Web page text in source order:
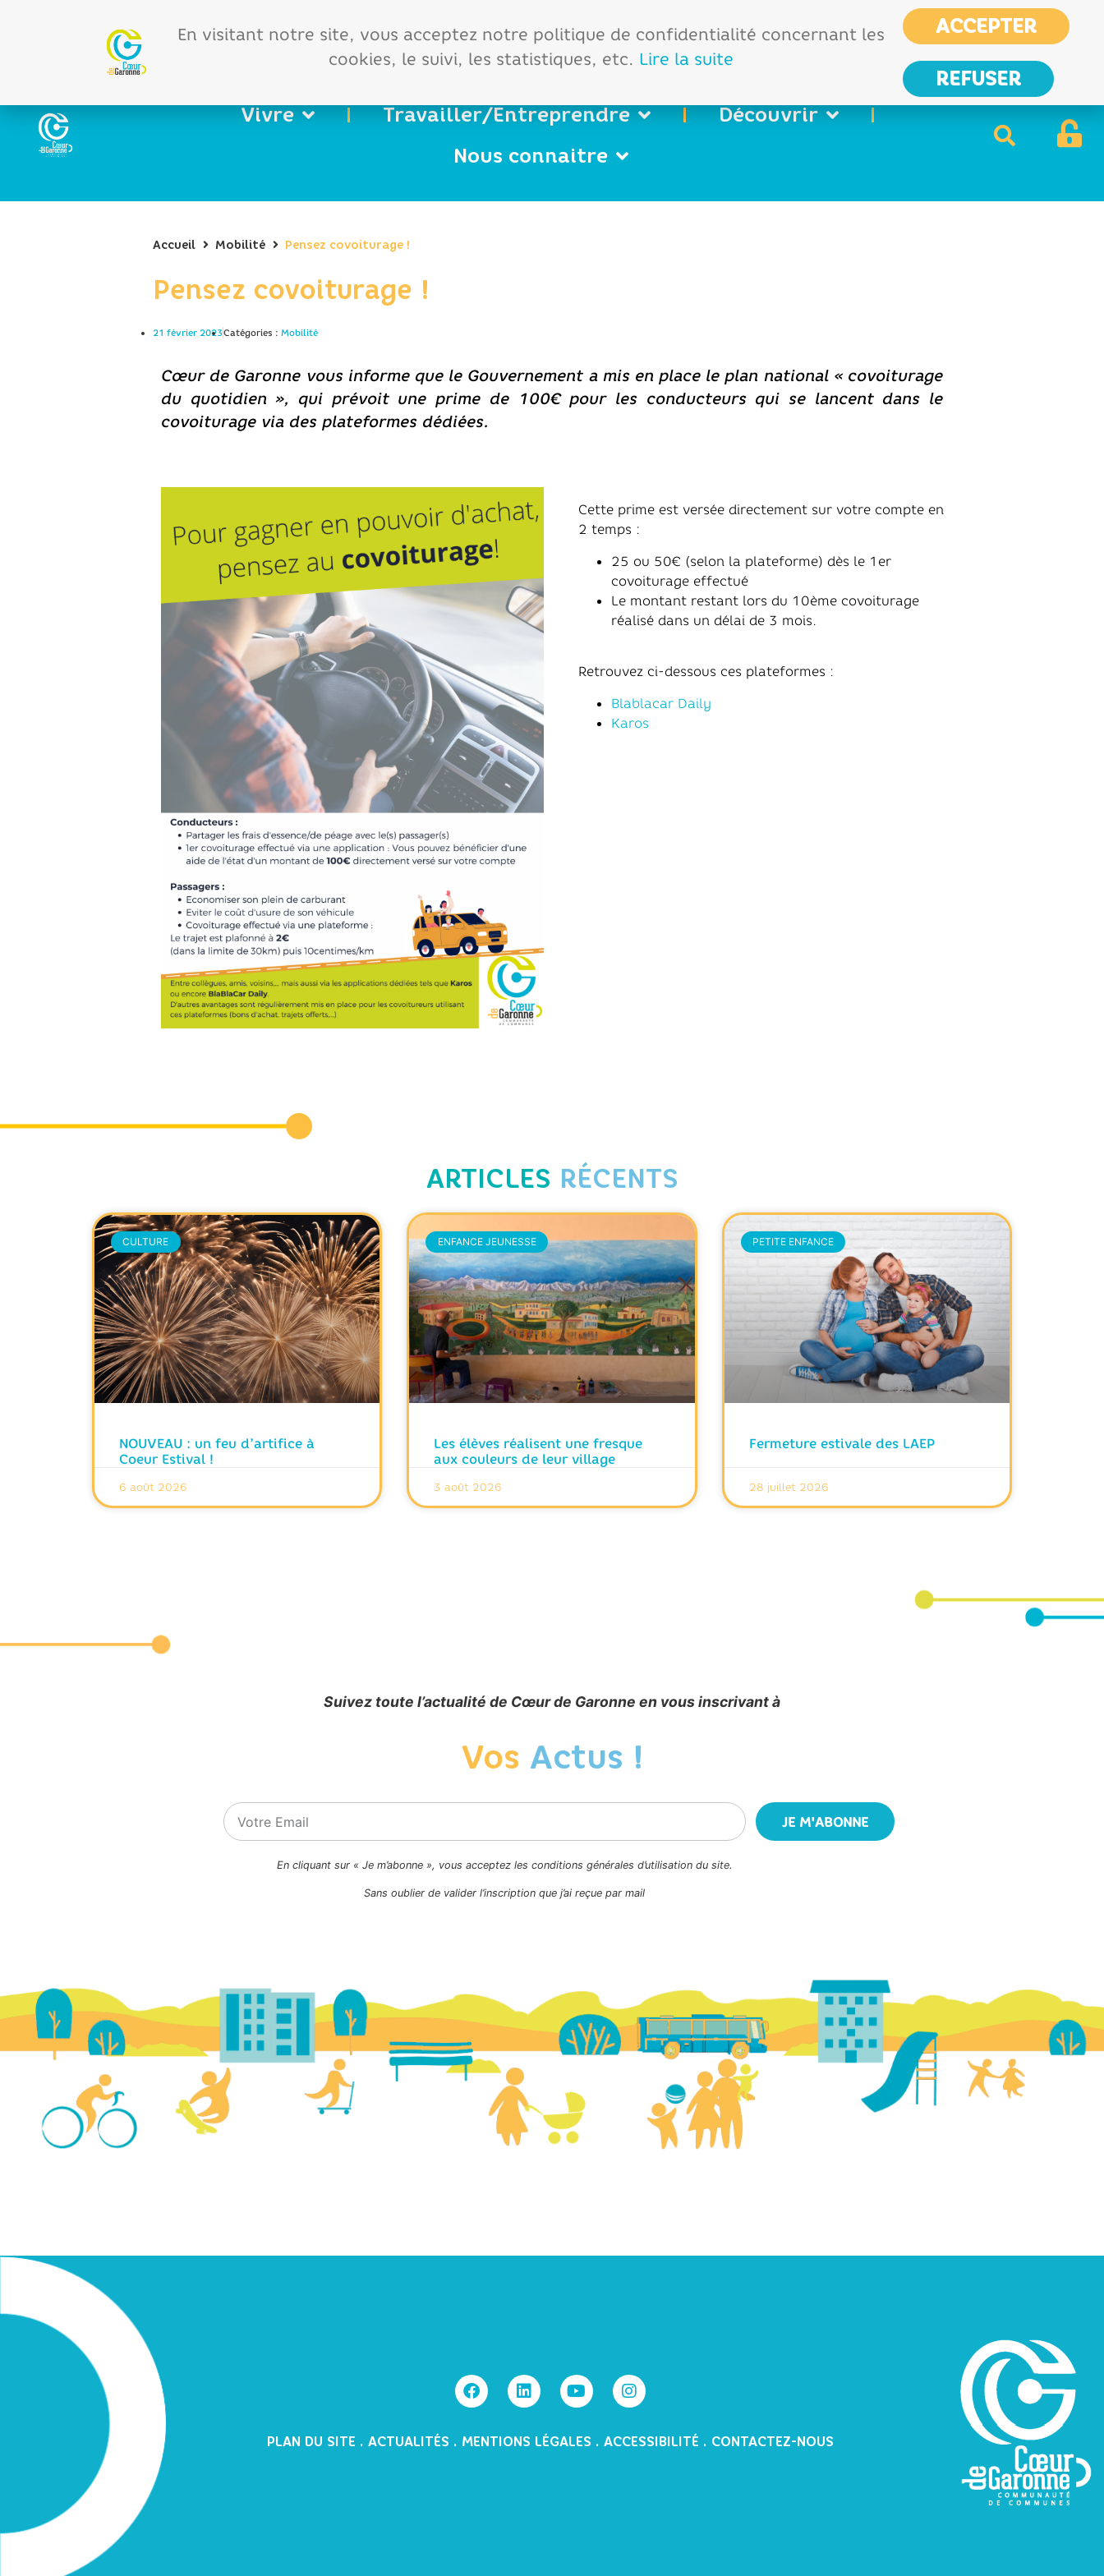
France services
Nous
contacter
Vivre Travailler/Entreprendre
Découvrir
Nous connaitre
Accueil Mobilité Pensez covoiturage !
Pensez covoiturage !
21 février 2023Catégories : Mobilité
Cœur de Garonne vous informe que le Gouvernement a mis en place le plan national « covoiturage
du quotidien », qui prévoit une prime de 100€ pour les conducteurs qui se lancent dans le
covoiturage via des plateformes dédiées.
Cette prime est versée directement sur votre compte en
2 temps :
25 ou 50€ (selon la plateforme) dès le 1er
covoiturage effectué
Le montant restant lors du 10ème covoiturage
réalisé dans un délai de 3 mois.
Retrouvez ci-dessous ces plateformes :
Blablacar Daily
Karos
ARTICLES RÉCENTS
CULTURE
NOUVEAU : un feu d’artifice à
Coeur Estival !
6 août 2026
ENFANCE JEUNESSE
Les élèves réalisent une fresque
aux couleurs de leur village
3 août 2026
PETITE ENFANCE
Fermeture estivale des LAEP
28 juillet 2026
Suivez toute l’actualité de Cœur de Garonne en vous inscrivant à
Vos Actus !
JE M'ABONNE
En cliquant sur « Je m’abonne », vous acceptez les conditions générales d’utilisation du site.
Sans oublier de valider l’inscription que j’ai reçue par mail
PLAN DU SITE . ACTUALITÉS . MENTIONS LÉGALES . ACCESSIBILITÉ . CONTACTEZ-NOUS
En visitant notre site, vous acceptez notre politique de confidentialité concernant les
cookies, le suivi, les statistiques, etc. Lire la suite
ACCEPTER
REFUSER